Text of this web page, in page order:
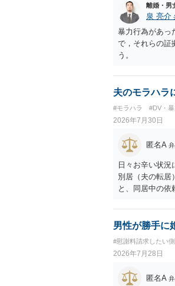
離婚・男
泉 亮介
暴力行為があっ
で，それらの証
う。
夫のモラハラ
#モラハラ #DV・暴
2026年7月30日
匿名A
日々お辛い状
別居（夫の転居
と、同居中の依
男性が勝手に
#慰謝料請求したい側
2026年7月28日
匿名A